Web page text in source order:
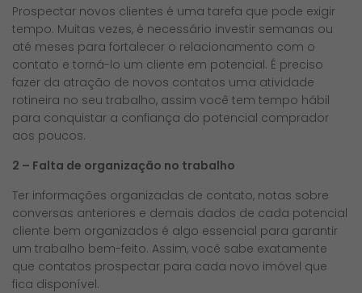
Prospectar novos clientes é uma tarefa que pode exigir
tempo. Muitas vezes, é necessário investir semanas ou
até meses para fortalecer o relacionamento com o
contato e torná-lo um cliente em potencial. É preciso
fazer da atração de novos contatos uma atividade
rotineira no seu trabalho, assim você tem tempo hábil
para conquistar a confiança do potencial comprador
aos poucos.
2 – Falta de organização no trabalho
Ter informações organizadas de contato, notas sobre
conversas anteriores e demais dados de cada potencial
cliente bem organizados é algo essencial para garantir
um trabalho bem-feito. Assim, você sabe exatamente
que contatos prospectar para cada novo imóvel que
fica disponível.